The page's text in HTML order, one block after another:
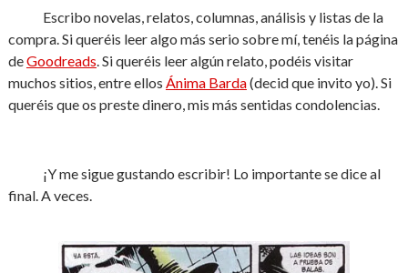
Escribo novelas, relatos, columnas, análisis y listas de la
compra. Si queréis leer algo más serio sobre mí, tenéis la página
deGoodreads. Si queréis leer algún relato, podéis visitar
muchos sitios, entre ellos Ánima Barda(decid que invito yo). Si
queréis que os preste dinero, mis más sentidas condolencias.
¡Y me sigue gustando escribir! Lo importante se dice al
final. A veces.